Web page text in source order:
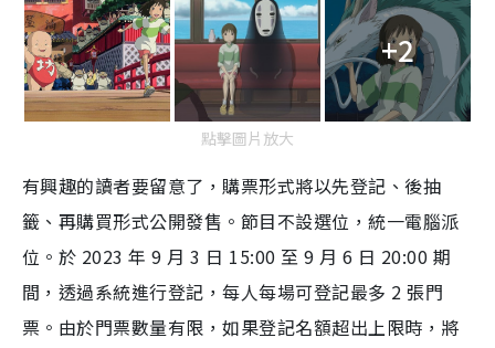
+2
點擊圖片放大
有興趣的讀者要留意了，購票形式將以先登記、後抽
籤、再購買形式公開發售。節目不設選位，統一電腦派
位。於 2023 年 9 月 3 日 15:00 至 9 月 6 日 20:00 期
間，透過系統進行登記，每人每場可登記最多 2 張門
票。由於門票數量有限，如果登記名額超出上限時，將